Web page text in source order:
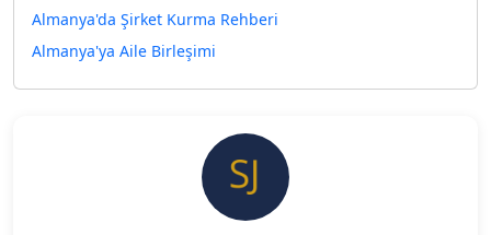
Almanya'da Şirket Kurma Rehberi
Almanya'ya Aile Birleşimi